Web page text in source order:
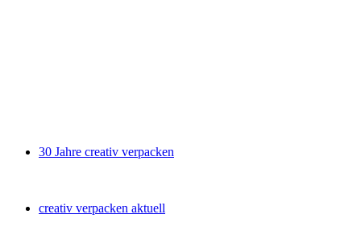
30 Jahre creativ verpacken
creativ verpacken aktuell